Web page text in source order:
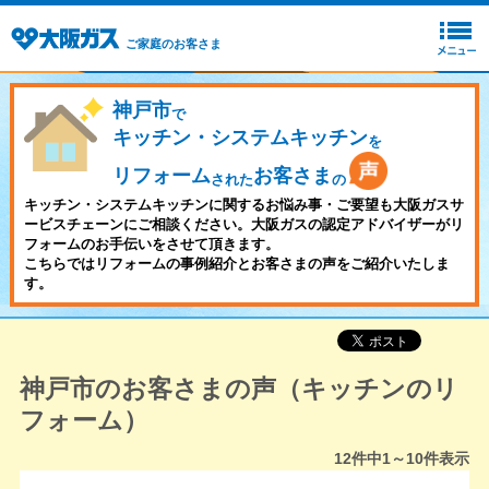
ご家庭のお客さま
神戸市で
キッチン・システムキッチンを
リフォームされたお客さま の
キッチン・システムキッチンに関するお悩み事・ご要望も大阪ガスサ
ービスチェーンにご相談ください。大阪ガスの認定アドバイザーがリ
フォームのお手伝いをさせて頂きます。
こちらではリフォームの事例紹介とお客さまの声をご紹介いたしま
す。
神戸市のお客さまの声（キッチンのリ
フォーム）
12件中1～10件表示